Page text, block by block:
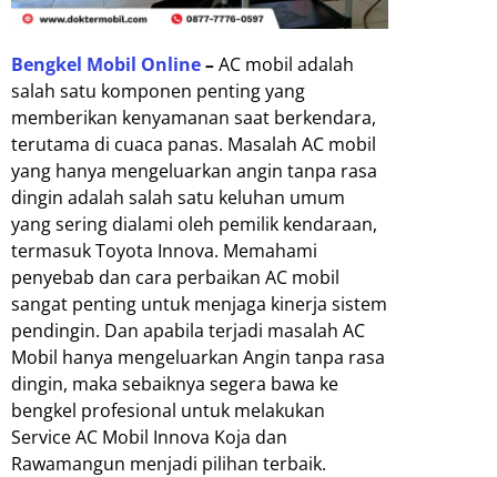
Bengkel Mobil Online–AC mobil adalah
salah satu komponen penting yang
memberikan kenyamanan saat berkendara,
terutama di cuaca panas. Masalah AC mobil
yang hanya mengeluarkan angin tanpa rasa
dingin adalah salah satu keluhan umum
yang sering dialami oleh pemilik kendaraan,
termasuk Toyota Innova. Memahami
penyebab dan cara perbaikan AC mobil
sangat penting untuk menjaga kinerja sistem
pendingin. Dan apabila terjadi masalah AC
Mobil hanya mengeluarkan Angin tanpa rasa
dingin, maka sebaiknya segera bawa ke
bengkel profesional untuk melakukan
Service AC Mobil Innova Koja dan
Rawamangun menjadi pilihan terbaik.